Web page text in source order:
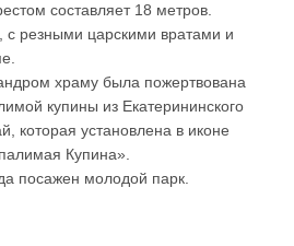
составляет 18 метров.
с резными царскими вратами и
храму была пожертвована
купины из Екатерининского
которая установлена в иконе
Купина».
посажен молодой парк.